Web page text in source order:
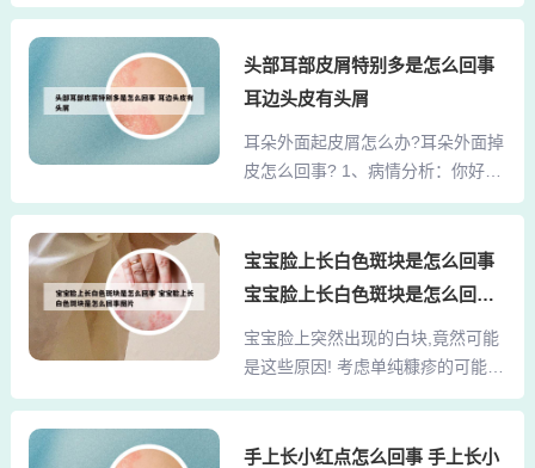
以。2、孩子脸上有白斑，可能是以
里有虫，这种斑一般情况下颜色比
较淡，吃过打虫药后3个月后会消
一般固定于面部某个位置，摩擦后
皮肤不发红。查血常规：血红蛋...
到了医院之后，又会各种要求患者
做一些几乎没什么关系的检查，增
际情况选择。或者提前问清楚。在
安阳，如果查妇科的话，应该还属
安阳市妇幼 保健院比较权威，毕竟
较专业。另外安阳市人民医院也可
以，是安阳市比较好 的医院。安阳
格比上面 两家优惠些，但是感觉没
有上面权威。千万不要...
头部耳部皮屑特别多是怎么回事
耳边头皮有头屑
耳朵外面起皮屑怎么办?耳朵外面掉
皮怎么回事? 1、病情分析：你好，
根据你的描述耳朵周围总是有黄色
溢性皮炎。脂溢性皮炎是多因素疾
病。与年龄、性别有关，大多数病
导致皮脂分泌增多。同时与精神紧
张焦虑或是熬夜等等都有关。 意见
建议：根据你的描述可以外用他克
脱落的已经死亡的上皮细胞，是因
宝宝脸上长白色斑块是怎么回事
宝宝脸上长白色斑块是怎么回事
图片
宝宝脸上突然出现的白块,竟然可能
是这些原因! 考虑单纯糠疹的可能性
最大，本病也叫白色糠疹或者蛔虫
癣。本病一般好发于小孩，成年人
手上长小红点怎么回事 手上长小